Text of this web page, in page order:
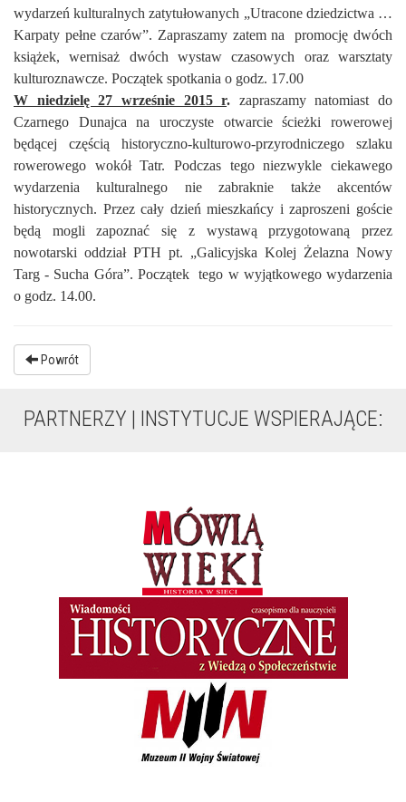
wydarzeń kulturalnych zatytułowanych „Utracone dziedzictwa …
Karpaty pełne czarów”. Zapraszamy zatem na promocję dwóch
książek, wernisaż dwóch wystaw czasowych oraz warsztaty
kulturoznawcze. Początek spotkania o godz. 17.00
W niedzielę 27 wrześnie 2015 r. zapraszamy natomiast do
Czarnego Dunajca na uroczyste otwarcie ścieżki rowerowej
będącej częścią historyczno-kulturowo-przyrodniczego szlaku
rowerowego wokół Tatr. Podczas tego niezwykle ciekawego
wydarzenia kulturalnego nie zabraknie także akcentów
historycznych. Przez cały dzień mieszkańcy i zaproszeni goście
będą mogli zapoznać się z wystawą przygotowaną przez
nowotarski oddział PTH pt. „Galicyjska Kolej Żelazna Nowy
Targ - Sucha Góra”. Początek tego w wyjątkowego wydarzenia
o godz. 14.00.
Powrót
PARTNERZY | INSTYTUCJE WSPIERAJĄCE: